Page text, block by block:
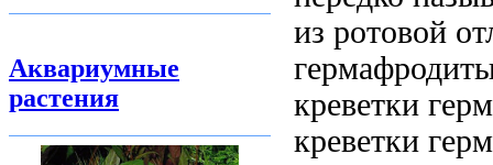
Аквариумные
растения
из ротовой
креветки
креветки